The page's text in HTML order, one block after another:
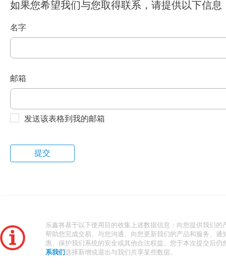
如果您希望我们与您取得联系，请提供以下信息
名字
邮箱
发送该表格到我的邮箱
乐鑫将基于以下使用目的收集上述数据信息：向您提供我们的
帮助您完成交易、与您沟通、向您更新我们的产品和服务、通
惠、保护我们系统的安全或其他合法权益。您于本次提交后仍
系我们 选择新增或退出与我们共享某些数据。